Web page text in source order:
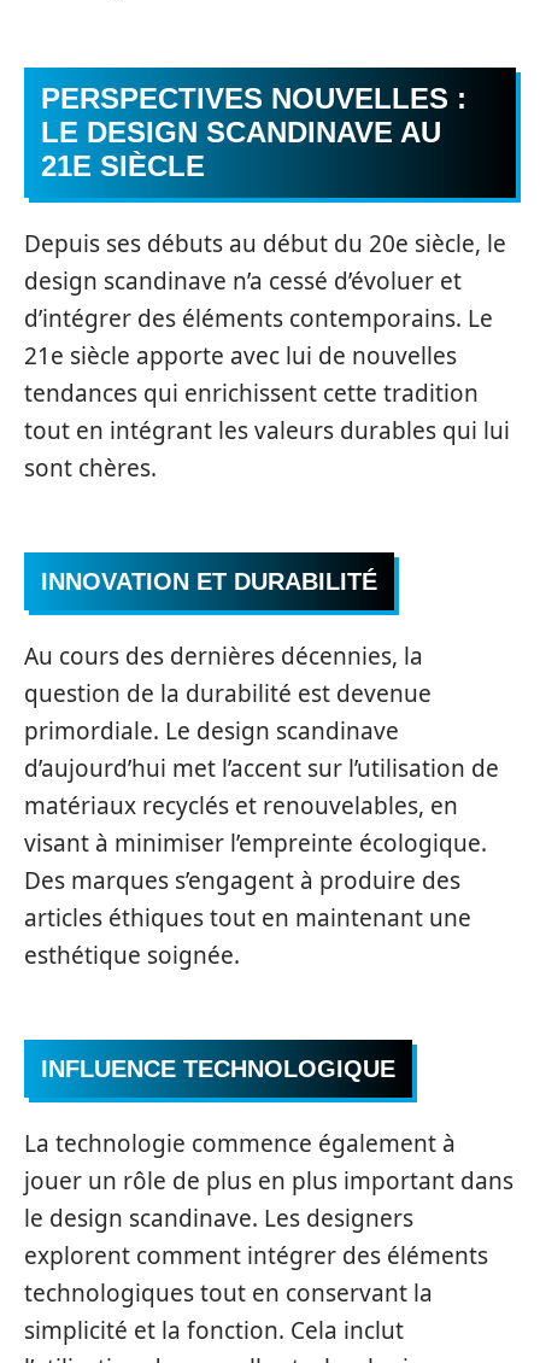
PERSPECTIVES NOUVELLES :
LE DESIGN SCANDINAVE AU
21E SIÈCLE
Depuis ses débuts au début du 20e siècle, le
design scandinave n’a cessé d’évoluer et
d’intégrer des éléments contemporains. Le
21e siècle apporte avec lui de nouvelles
tendances qui enrichissent cette tradition
tout en intégrant les valeurs durables qui lui
sont chères.
INNOVATION ET DURABILITÉ
Au cours des dernières décennies, la
question de la durabilité est devenue
primordiale. Le design scandinave
d’aujourd’hui met l’accent sur l’utilisation de
matériaux recyclés et renouvelables, en
visant à minimiser l’empreinte écologique.
Des marques s’engagent à produire des
articles éthiques tout en maintenant une
esthétique soignée.
INFLUENCE TECHNOLOGIQUE
La technologie commence également à
jouer un rôle de plus en plus important dans
le design scandinave. Les designers
explorent comment intégrer des éléments
technologiques tout en conservant la
simplicité et la fonction. Cela inclut